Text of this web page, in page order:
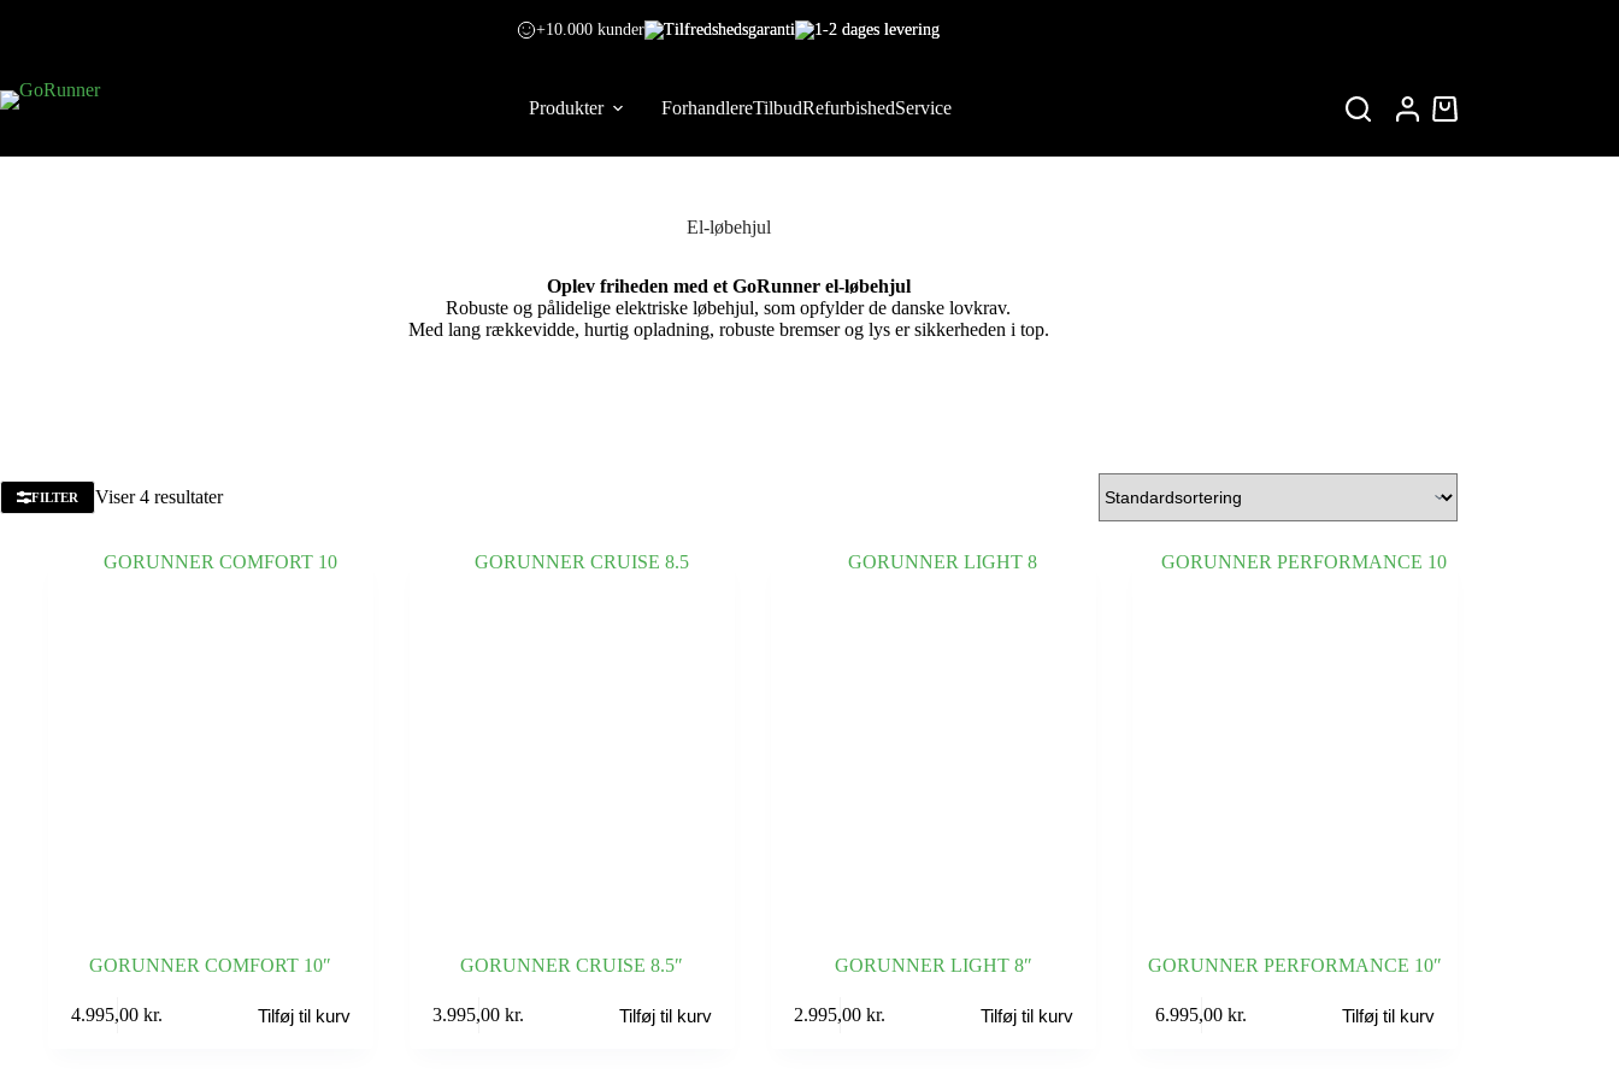
+10.000 kunder Tilfredshedsgaranti 1-2 dages levering
Produkter ForhandlereTilbudRefurbishedService
El-løbehjul
Oplev friheden med et GoRunner el-løbehjul
Robuste og pålidelige elektriske løbehjul, som opfylder de danske lovkrav.
Med lang rækkevidde, hurtig opladning, robuste bremser og lys er sikkerheden i top.
FILTER Viser 4 resultater
GORUNNER COMFORT 10″
4.995,00kr. Tilføj til kurv
GORUNNER CRUISE 8.5″
3.995,00kr. Tilføj til kurv
GORUNNER LIGHT 8″
2.995,00kr. Tilføj til kurv
GORUNNER PERFORMANCE 10″
6.995,00kr. Tilføj til kurv